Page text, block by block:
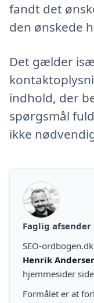
fandt det
den ønskede
Det gælder
indhold, der
spørgsmål
ikke
Faglig afsender
SEO-
Henrik
hjemmesider
Formålet er at